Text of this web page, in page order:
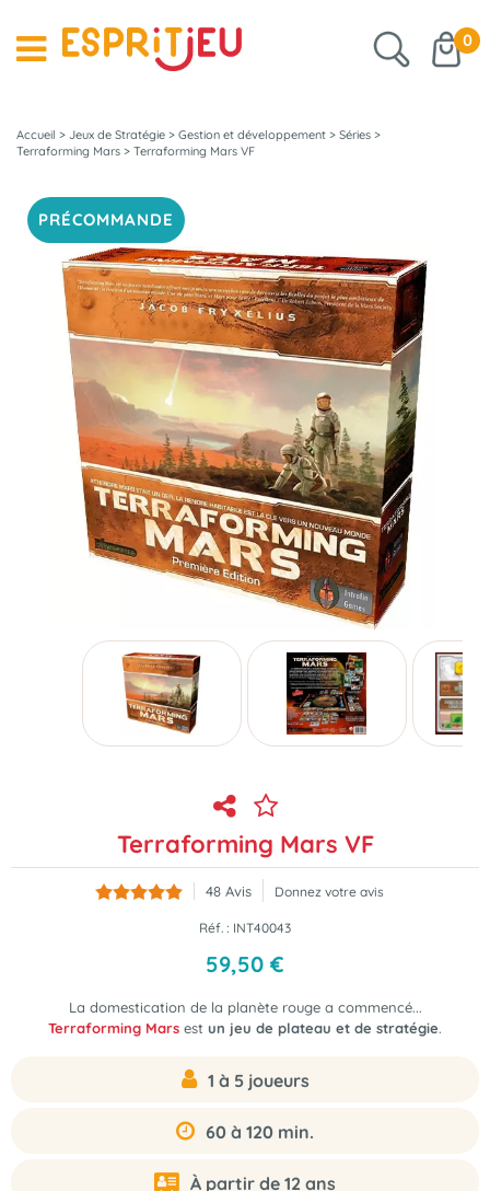
0
Accueil > Jeux de Stratégie > Gestion et développement > Séries >
Terraforming Mars > Terraforming Mars VF
PRÉCOMMANDE
Terraforming Mars VF
48 Avis Donnez votre avis
Réf. : INT40043
59,50 €
La domestication de la planète rouge a commencé...
Terraforming Mars est un jeu de plateau et de stratégie.
1 à 5 joueurs
60 à 120 min.
À partir de 12 ans